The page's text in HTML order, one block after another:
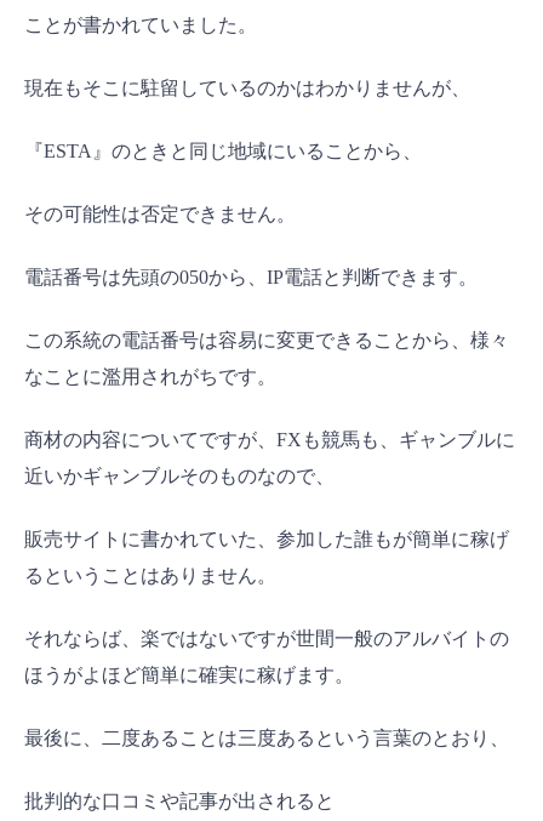
ことが書かれていました。
現在もそこに駐留しているのかはわかりませんが、
『ESTA』のときと同じ地域にいることから、
その可能性は否定できません。
電話番号は先頭の050から、IP電話と判断できます。
この系統の電話番号は容易に変更できることから、様々
なことに濫用されがちです。
商材の内容についてですが、FXも競馬も、ギャンブルに
近いかギャンブルそのものなので、
販売サイトに書かれていた、参加した誰もが簡単に稼げ
るということはありません。
それならば、楽ではないですが世間一般のアルバイトの
ほうがよほど簡単に確実に稼げます。
最後に、二度あることは三度あるという言葉のとおり、
批判的な口コミや記事が出されると